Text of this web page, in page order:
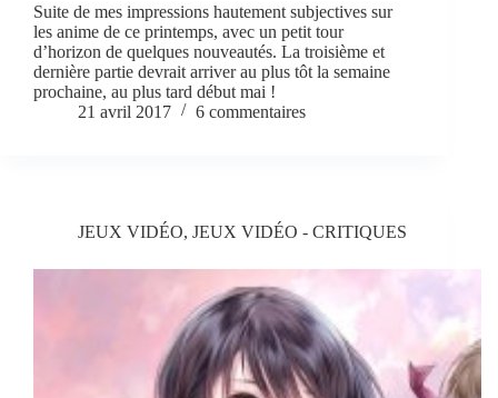
Suite de mes impressions hautement subjectives sur
les anime de ce printemps, avec un petit tour
d’horizon de quelques nouveautés. La troisième et
dernière partie devrait arriver au plus tôt la semaine
prochaine, au plus tard début mai !
21 avril 2017
6 commentaires
JEUX VIDÉO, JEUX VIDÉO - CRITIQUES